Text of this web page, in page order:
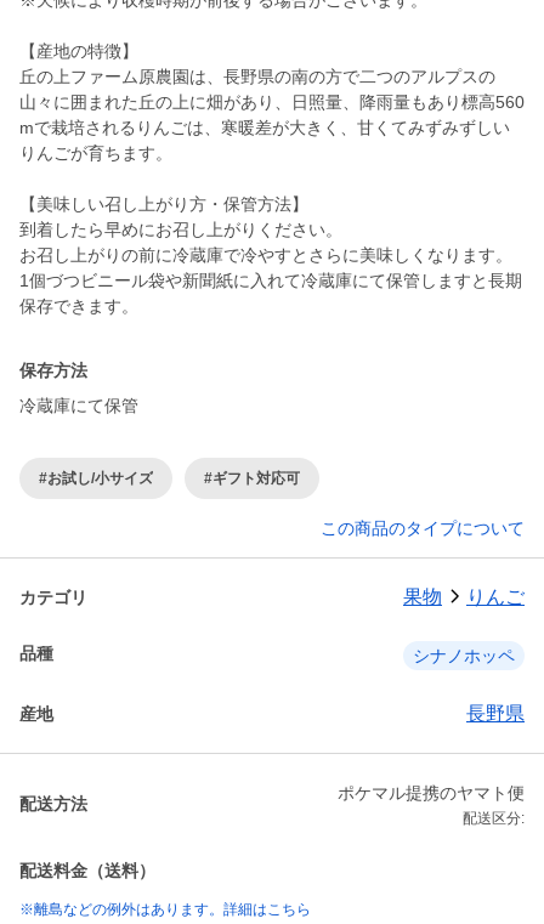
【産地の特徴】
丘の上ファーム原農園は、長野県の南の方で二つのアルプスの
山々に囲まれた丘の上に畑があり、日照量、降雨量もあり標高560
mで栽培されるりんごは、寒暖差が大きく、甘くてみずみずしい
りんごが育ちます。
【美味しい召し上がり方・保管方法】
到着したら早めにお召し上がりください。
お召し上がりの前に冷蔵庫で冷やすとさらに美味しくなります。
1個づつビニール袋や新聞紙に入れて冷蔵庫にて保管しますと長期
保存方法
冷蔵庫にて保管
#お試し/小サイズ #ギフト対応可
この商品のタイプについて
カテゴリ 果物 りんご
品種 シナノホッペ
産地 長野県
配送方法
ポケマル提携のヤマト便
配送区分:
配送料金（送料）
※離島などの例外はあります。詳細はこちら